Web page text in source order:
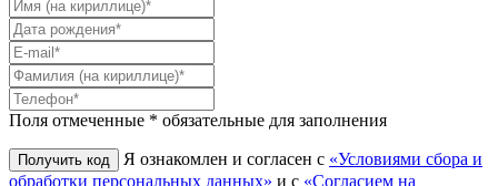
Поля отмеченные * обязательные для заполнения
Я ознакомлен и согласен с «Условиями сбора и
обработки персональных данных» и с «Согласием на